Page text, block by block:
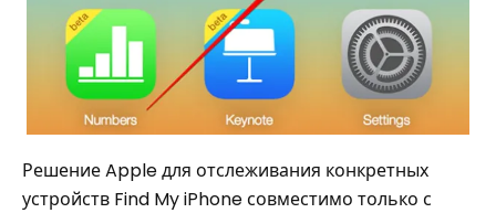
Решение Apple для отслеживания конкретных
устройств Find My iPhone совместимо только с